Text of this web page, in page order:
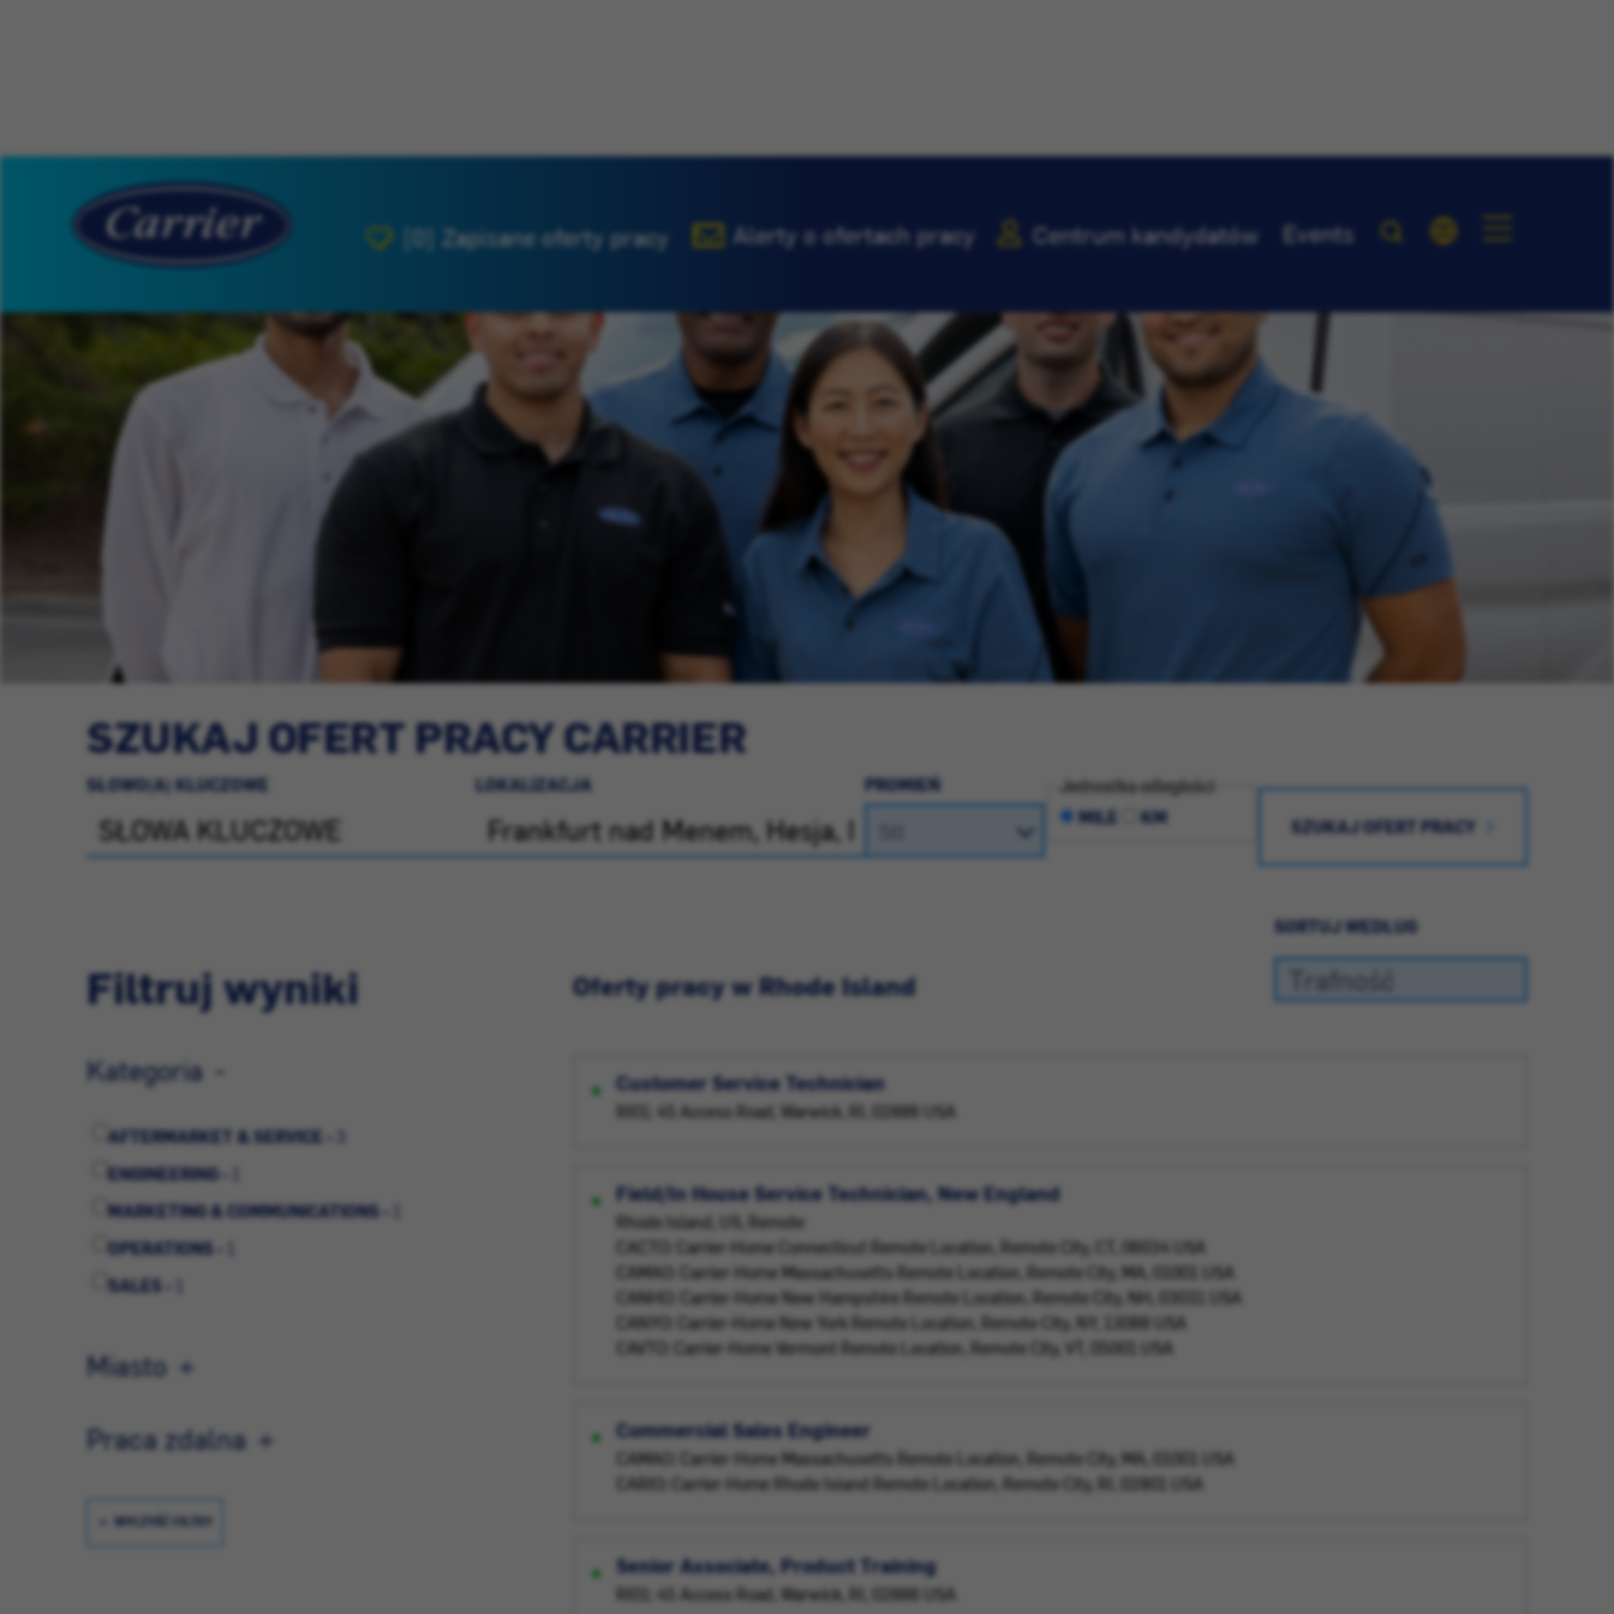
[0] Zapisane oferty pracy Alerty o ofertach pracy Centrum kandydatów Events
SZUKAJ OFERT PRACY CARRIER
SŁOWO(A) KLUCZOWE LOKALIZACJA PROMIEŃ
Jednostka odległości
MILE
KM SZUKAJ OFERT PRACY
Filtruj wyniki
Kategoria
AFTERMARKET & SERVICE -
ENGINEERING -
MARKETING & COMMUNICATIONS -
OPERATIONS -
SALES -
Miasto
Praca zdalna
WYCZYŚĆ FILTRY
SORTUJ WEDŁUG
Oferty pracy w Rhode Island
Customer Service Technician
RI01: 45 Access Road, Warwick, RI, 02886 USA
Field/In House Service Technician, New England
Rhode Island, US, Remote
CACTO: Carrier-Home Connecticut Remote Location, Remote City, CT, 06034 USA
CAMAO: Carrier-Home Massachusetts Remote Location, Remote City, MA, 01001 USA
CANHO: Carrier-Home New Hampshire Remote Location, Remote City, NH, 03031 USA
CANYO: Carrier-Home New York Remote Location, Remote City, NY, 13088 USA
CAVTO: Carrier-Home Vermont Remote Location, Remote City, VT, 05001 USA
Commercial Sales Engineer
CAMAO: Carrier-Home Massachusetts Remote Location, Remote City, MA, 01001 USA
CARIO: Carrier-Home Rhode Island Remote Location, Remote City, RI, 02801 USA
Senior Associate, Product Training
RI01: 45 Access Road, Warwick, RI, 02886 USA